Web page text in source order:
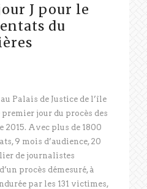
J pour le
du
Palais de Justice de l’île
jour du procès des
2015. Avec plus de 1800
9 mois d’audience, 20
de journalistes
procès démesuré, à
par les 131 victimes,